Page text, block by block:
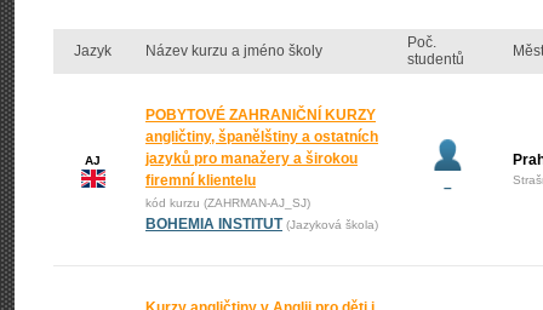
Jazyk Název kurzu a jméno školy
Poč.
studentů
AJ
POBYTOVÉ ZAHRANIČNÍ KURZY
angličtiny, španělštiny a ostatních
jazyků pro manažery a širokou
firemní klientelu
kód kurzu (ZAHRMAN-AJ_SJ)
BOHEMIA INSTITUT (Jazyková škola)
–